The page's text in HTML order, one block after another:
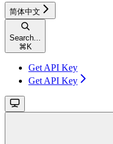
简体中文
Search...
⌘ K
Get API Key
Get API Key